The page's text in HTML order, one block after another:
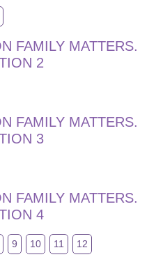
FAMILY MATTERS.
2
FAMILY MATTERS.
3
FAMILY MATTERS.
4
9 10 11 12